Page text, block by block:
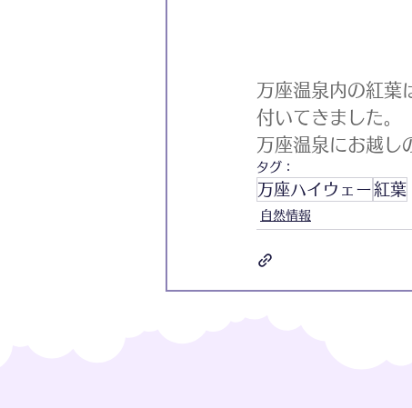
万座温泉内の紅葉
付いてきました。
万座温泉にお越し
タグ：
万座ハイウェー紅葉
自然情報